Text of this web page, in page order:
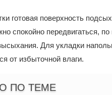
готовая поверхность
спокойно передвигаться,
Для укладки
от избыточной влаги.
ПО ТЕМЕ